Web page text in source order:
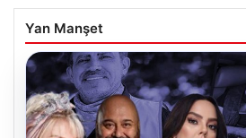
Yan Manşet